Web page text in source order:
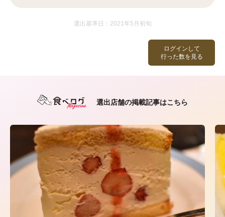
ログインして
行った数を見る
選出基準日：2021年5月初旬
選出店舗の掲載記事はこちら